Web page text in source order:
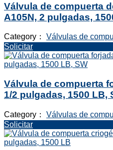
Válvula de compuerta
A105N, 2 pulgadas,
Category： Válvulas de
Solicitar
Válvula de compuerta
1/2 pulgadas, 1500 LB,
Category： Válvulas de
Solicitar